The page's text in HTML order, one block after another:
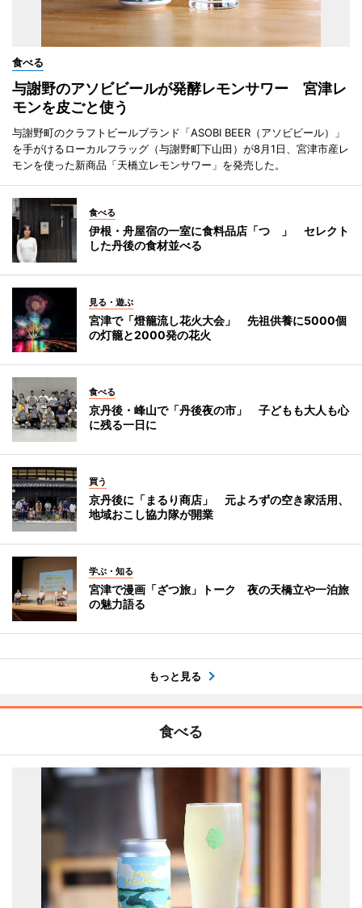
食べる
与謝野のアソビビールが発酵レモンサワー 宮津レ
モンを皮ごと使う
与謝野町のクラフトビールブランド「ASOBI BEER（アソビビール）」
を手がけるローカルフラッグ（与謝野町下山田）が8月1日、宮津市産レ
モンを使った新商品「天橋立レモンサワー」を発売した。
食べる
伊根・舟屋宿の一室に食料品店「つゝ」 セレクト
した丹後の食材並べる
見る・遊ぶ
宮津で「燈籠流し花火大会」 先祖供養に5000個
の灯籠と2000発の花火
食べる
京丹後・峰山で「丹後夜の市」 子どもも大人も心
に残る一日に
買う
京丹後に「まるり商店」 元よろずの空き家活用、
地域おこし協力隊が開業
学ぶ・知る
宮津で漫画「ざつ旅」トーク 夜の天橋立や一泊旅
の魅力語る
もっと見る
食べる